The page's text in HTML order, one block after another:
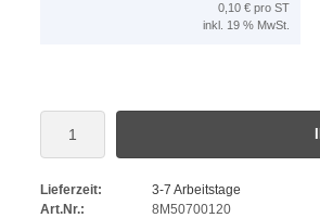
0,10 € pro ST
inkl. 19 % MwSt.
Lieferzeit:
3-7 Arbeitstage
Art.Nr.:
8M50700120